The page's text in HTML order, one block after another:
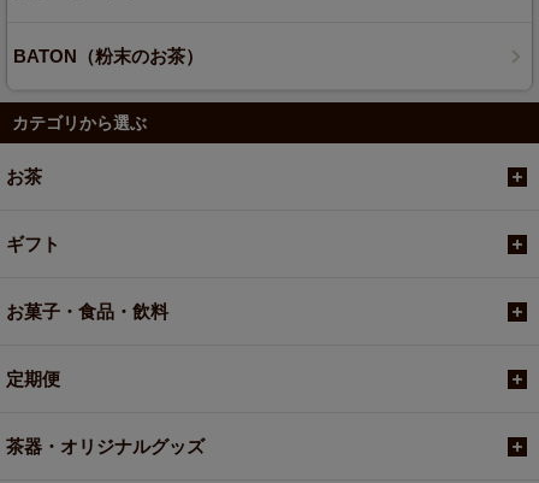
BATON（粉末のお茶）
カテゴリから選ぶ
お茶
ギフト
お菓子・食品・飲料
定期便
茶器・オリジナルグッズ